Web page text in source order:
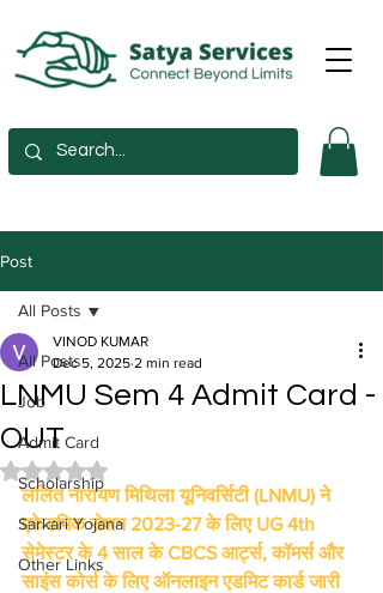
Post
All Posts
Job
Admit Card
Scholarship
Sarkari Yojana
Other Links
All Posts
LNMU Sem 4 Admit Card -
OUT
VINOD KUMAR
Dec 5, 2025 2 min read
Rated NaN out of 5 stars.
ललित नारायण मिथिला यूनिवर्सिटी (LNMU) ने
एकेडमिक सेशन 2023-27 के लिए UG 4th
सेमेस्टर के 4 साल के CBCS आर्ट्स, कॉमर्स और
साइंस कोर्स के लिए ऑनलाइन एडमिट कार्ड जारी